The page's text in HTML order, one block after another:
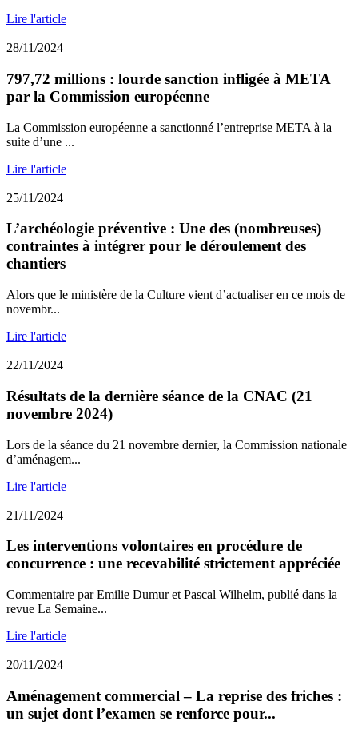
Lire l'article
28/11/2024
797,72 millions : lourde sanction infligée à META
par la Commission européenne
La Commission européenne a sanctionné l’entreprise META à la
suite d’une ...
Lire l'article
25/11/2024
L’archéologie préventive : Une des (nombreuses)
contraintes à intégrer pour le déroulement des
chantiers
Alors que le ministère de la Culture vient d’actualiser en ce mois de
novembr...
Lire l'article
22/11/2024
Résultats de la dernière séance de la CNAC (21
novembre 2024)
Lors de la séance du 21 novembre dernier, la Commission nationale
d’aménagem...
Lire l'article
21/11/2024
Les interventions volontaires en procédure de
concurrence : une recevabilité strictement appréciée
Commentaire par Emilie Dumur et Pascal Wilhelm, publié dans la
revue La Semaine...
Lire l'article
20/11/2024
Aménagement commercial – La reprise des friches :
un sujet dont l’examen se renforce pour...